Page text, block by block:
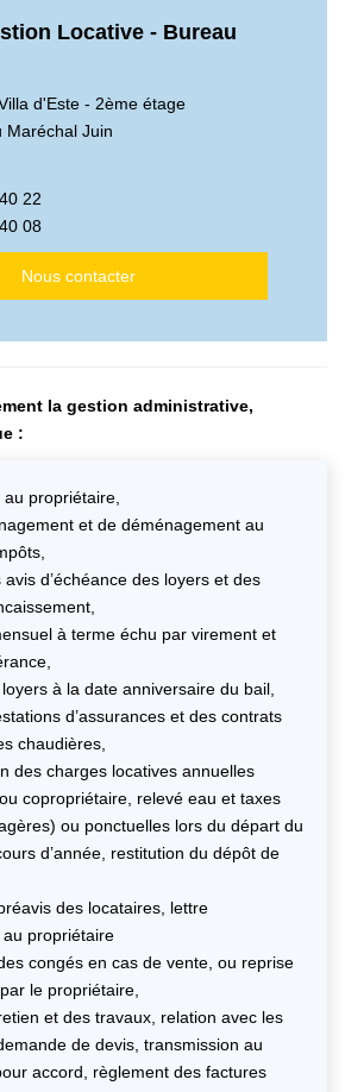
Locative - Bureau
d'Este - 2ème étage
Maréchal Juin
22
08
Nous contacter
la gestion administrative,
:
propriétaire,
et de déménagement au
avis d’échéance des loyers et des
à terme échu par virement et
à la date anniversaire du bail,
d’assurances et des contrats
chaudières,
des charges locatives annuelles
copropriétaire, relevé eau et taxes
ou ponctuelles lors du départ du
d’année, restitution du dépôt de
des locataires, lettre
au propriétaire
congés en cas de vente, ou reprise
le propriétaire,
et des travaux, relation avec les
de devis, transmission au
accord, règlement des factures